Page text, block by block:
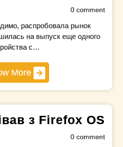
0 comment
распробовала рынок
на выпуск еще одного
с…
More
з Firefox OS
0 comment